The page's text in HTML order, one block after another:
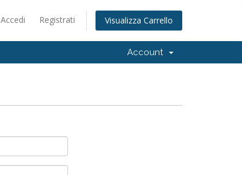
Accedi Registrati Visualizza Carrello
Account